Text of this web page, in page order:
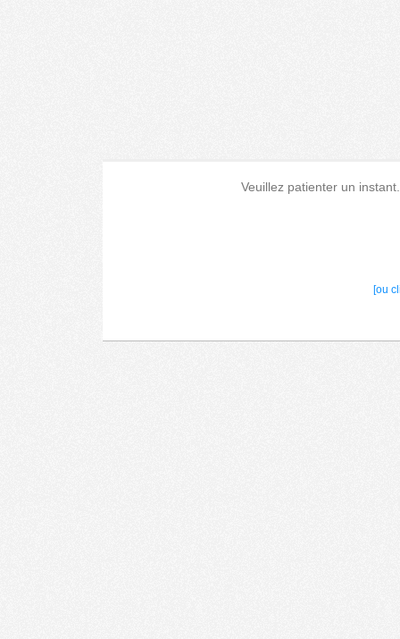
Veuillez patienter un
[ou